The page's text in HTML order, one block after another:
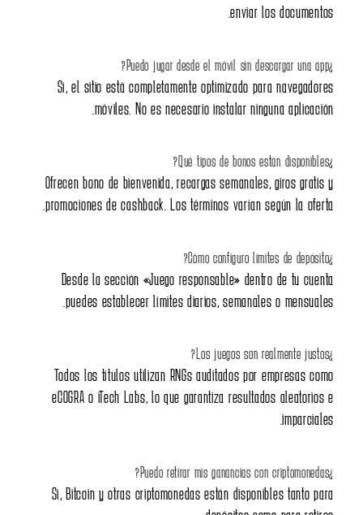
Sí, el sitio está
móviles. No es
Ofrecen bono de
promociones de cashback.
Desde la sección
puedes establecer
Todos los títulos utilizan
eCOGRA o iTech Labs, lo
Sí, Bitcoin y otras